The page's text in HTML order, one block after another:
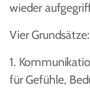
wieder
Vier Grundsätze:
1.
für Gefühle,